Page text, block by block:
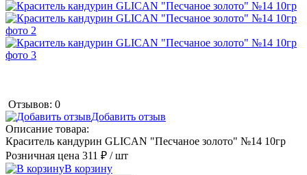
Отзывов: 0
Добавить отзыв
Описание товара:
Краситель кандурин GLICAN "Песчаное золото" №14 10гр
Розничная цена 311 ₽ / шт
В корзину